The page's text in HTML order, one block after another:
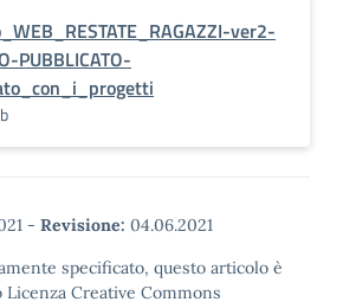
ver2-
PUBBLICATO-
- Revisione: 04.06.2021
specificato, questo articolo è
Creative Commons